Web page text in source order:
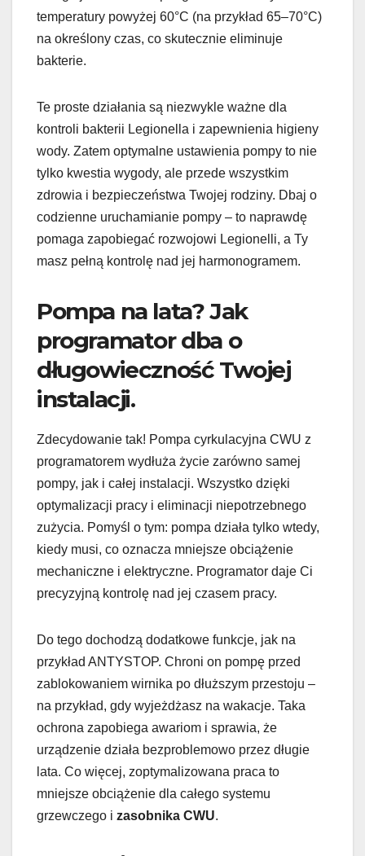
temperatury powyżej 60°C (na przykład 65–70°C)
na określony czas, co skutecznie eliminuje
bakterie.
Te proste działania są niezwykle ważne dla
kontroli bakterii Legionella i zapewnienia higieny
wody. Zatem optymalne ustawienia pompy to nie
tylko kwestia wygody, ale przede wszystkim
zdrowia i bezpieczeństwa Twojej rodziny. Dbaj o
codzienne uruchamianie pompy – to naprawdę
pomaga zapobiegać rozwojowi Legionelli, a Ty
masz pełną kontrolę nad jej harmonogramem.
Pompa na lata? Jak
programator dba o
długowieczność Twojej
instalacji.
Zdecydowanie tak! Pompa cyrkulacyjna CWU z
programatorem wydłuża życie zarówno samej
pompy, jak i całej instalacji. Wszystko dzięki
optymalizacji pracy i eliminacji niepotrzebnego
zużycia. Pomyśl o tym: pompa działa tylko wtedy,
kiedy musi, co oznacza mniejsze obciążenie
mechaniczne i elektryczne. Programator daje Ci
precyzyjną kontrolę nad jej czasem pracy.
Do tego dochodzą dodatkowe funkcje, jak na
przykład ANTYSTOP. Chroni on pompę przed
zablokowaniem wirnika po dłuższym przestoju –
na przykład, gdy wyjeżdżasz na wakacje. Taka
ochrona zapobiega awariom i sprawia, że
urządzenie działa bezproblemowo przez długie
lata. Co więcej, zoptymalizowana praca to
mniejsze obciążenie dla całego systemu
grzewczego i zasobnika CWU.